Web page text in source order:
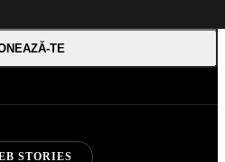
STORIES